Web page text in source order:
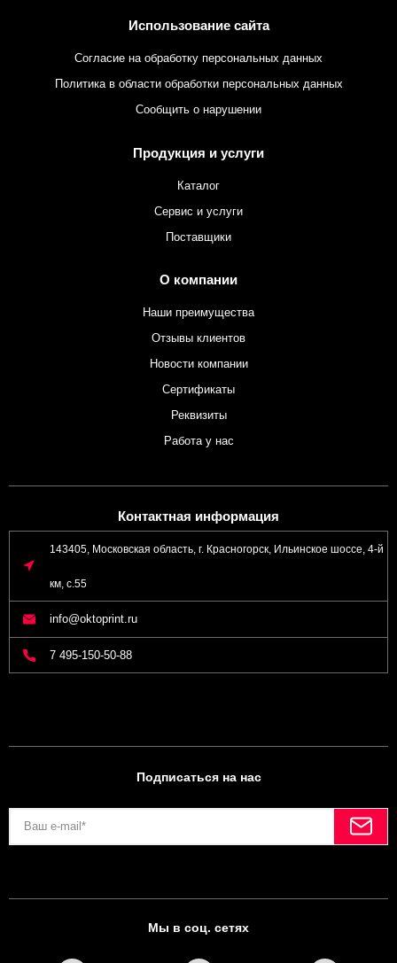
Использование сайта
Согласие на обработку персональных данных
Политика в области обработки персональных данных
Сообщить о нарушении
Продукция и услуги
Каталог
Сервис и услуги
Поставщики
О компании
Наши преимущества
Отзывы клиентов
Новости компании
Сертификаты
Реквизиты
Работа у нас
Контактная информация
143405, Московская область, г. Красногорск, Ильинское шоссе, 4-й
км, с.55
info@oktoprint.ru
7 495-150-50-88
Подписаться на нас
Мы в соц. сетях